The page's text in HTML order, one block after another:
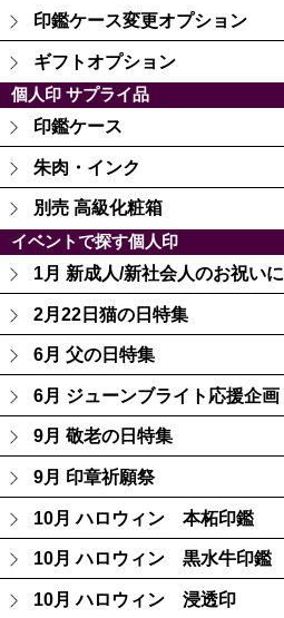
印鑑ケース変更オプション
ギフトオプション
個人印 サプライ品
印鑑ケース
朱肉・インク
別売 高級化粧箱
イベントで探す個人印
1月 新成人/新社会人のお祝いに
2月22日猫の日特集
6月 父の日特集
6月 ジューンブライト応援企画
9月 敬老の日特集
9月 印章祈願祭
10月 ハロウィン 本柘印鑑
10月 ハロウィン 黒水牛印鑑
10月 ハロウィン 浸透印